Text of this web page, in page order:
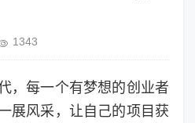
1343
，每一个有梦想的创业者
展风采，让自己的项目获